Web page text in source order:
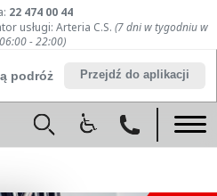
22 474 00 44
usługi: Arteria C.S. (7 dni w tygodniu w
- 22:00)
podróż Przejdź do aplikacji